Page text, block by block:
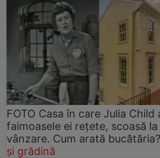
FOTO Casa în care Julia Child
faimoasele ei reţete, scoasă la
vânzare. Cum arată bucătăria?
și grădină